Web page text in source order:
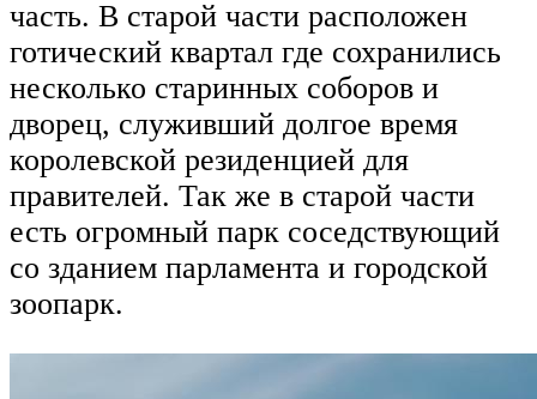
часть. В старой части расположен
готический квартал где сохранились
несколько старинных соборов и
дворец, служивший долгое время
королевской резиденцией для
правителей. Так же в старой части
есть огромный парк соседствующий
со зданием парламента и городской
зоопарк.